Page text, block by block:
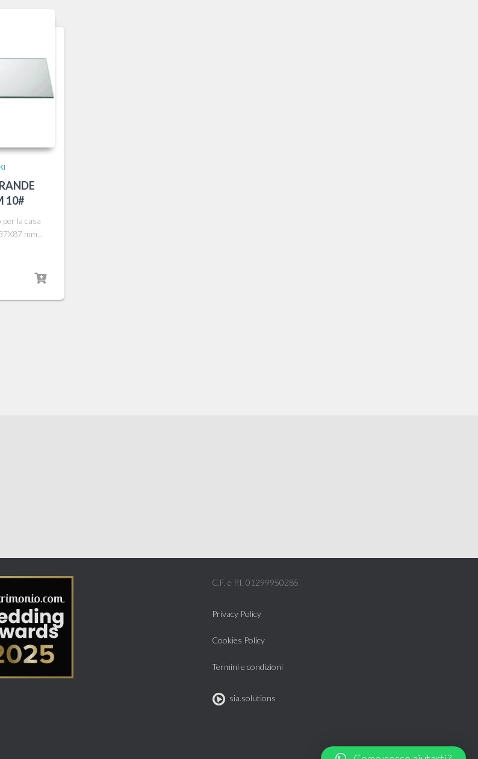
10#
la casa
mm...
C.F. e P.I. 01299950285
Privacy Policy
Cookies Policy
Termini e condizioni
sia.solutions